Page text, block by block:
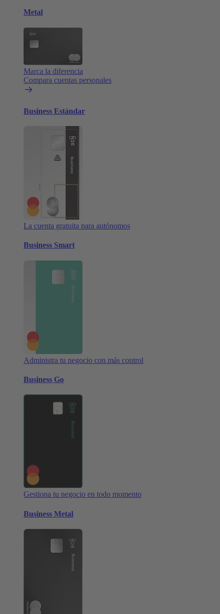
Metal
Marca la diferencia
Compara cuentas personales
Business Estándar
La cuenta gratuita para autónomos
Business Smart
Administra tu negocio con más control
Business Go
Gestiona tu negocio en todo momento
Business Metal